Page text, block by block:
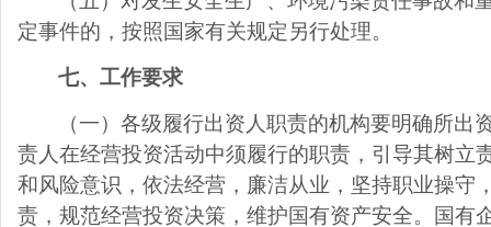
定事件的，按照国家有关规定另行处理。
七、工作要求
（一）各级履行出资人职责的机构要明确所出
责人在经营投资活动中须履行的职责，引导其树立
和风险意识，依法经营，廉洁从业，坚持职业操守
责，规范经营投资决策，维护国有资产安全。国有